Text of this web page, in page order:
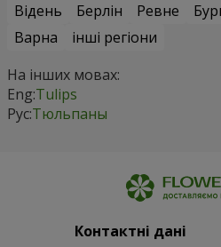
Відень
Берлін Ревне
Варна
інші регіони
На інших мовах:
Eng:Tulips
Рус:Тюльпаны
Контактні дані